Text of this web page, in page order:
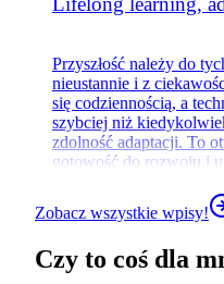
Przyszłość należy do
nieustannie i z
się codziennością, a
szybciej niż
zdolność adaptacji. To
gotowość do rozwoju i
Zobacz wszystkie wpisy!
Czy to coś dla